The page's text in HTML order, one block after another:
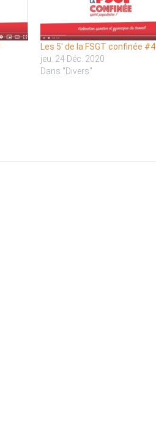
Les 5′ de la FSGT confinée #4
jeu. 24 Déc. 2020
Dans "Divers"